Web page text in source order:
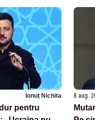
Ionuț Nichita
pentru
8 aug.